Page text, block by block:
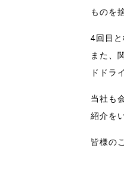
ものを
4回目と
また、
ドドラ
当社も
紹介を
皆様の